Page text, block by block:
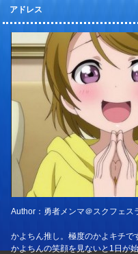
アドレス
Author：勇者メンマ＠スクフェス
かよちん推し。極度のかよキチで
かよちんの笑顔を見ないと1日が